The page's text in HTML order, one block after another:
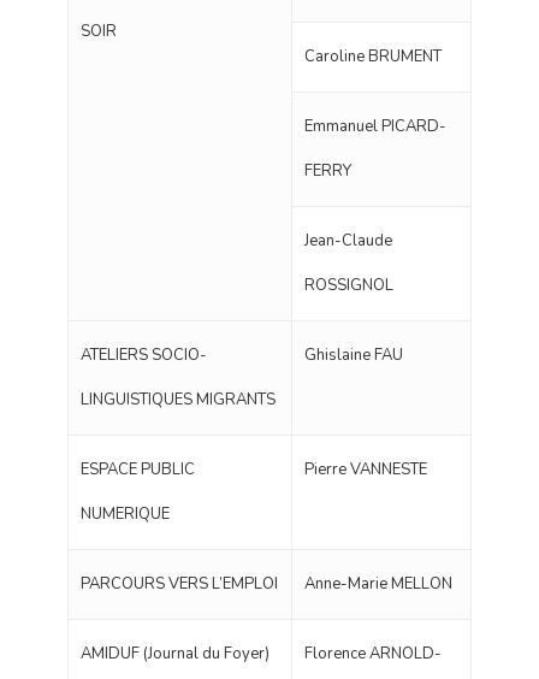
SOIR
Caroline BRUMENT
Emmanuel PICARD-
FERRY
Jean-Claude
ROSSIGNOL
ATELIERS SOCIO-
LINGUISTIQUES MIGRANTS
Ghislaine FAU
ESPACE PUBLIC
NUMERIQUE
Pierre VANNESTE
PARCOURS VERS L’EMPLOI Anne-Marie MELLON
AMIDUF (Journal du Foyer) Florence ARNOLD-